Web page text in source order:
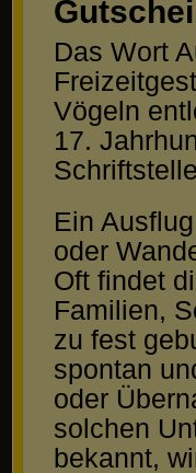
Das Wort
Vögeln
17.
Ein
oder
Oft findet
Familien,
zu fest
spontan
oder
solchen
bekannt,